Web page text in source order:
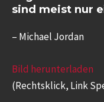
sind meist nur
– Michael Jordan
Bild herunterladen
(Rechtsklick, Link